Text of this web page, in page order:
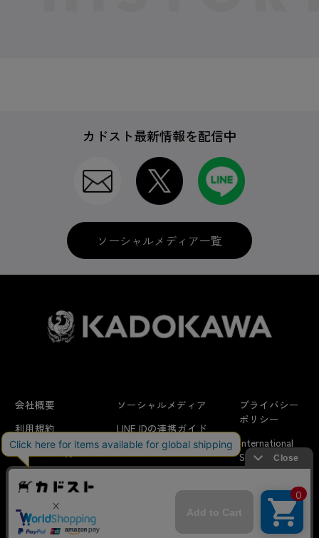
カドスト最新情報を配信中
ソーシャルメディア一覧
会社概要
利用規約
はじめての方へ
ソーシャルメディア
LINE IDの連携ガイド
FAQ
プライバシー
ポリシー
International
Shipping
リクエスト
当サイトでは利用体験の向上およびコンテンツの最適な提供、ト
ラフィックの分析を目的としてCookieを使用しています。
サイトの閲覧を継続された場合、Cookieの利用に同意したことも
のといたします。